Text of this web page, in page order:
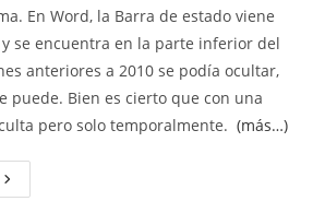
En Word, la Barra de estado viene
se encuentra en la parte inferior del
anteriores a 2010 se podía ocultar,
puede. Bien es cierto que con una
pero solo temporalmente.(más…)
Personalizar